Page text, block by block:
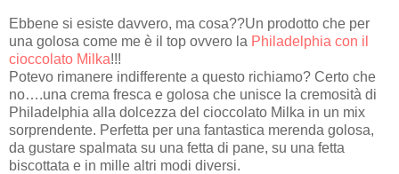
Ebbene si esiste davvero, ma cosa??Un prodotto che per
una golosa come me è il top ovvero la Philadelphia con il
cioccolato Milka!!!
Potevo rimanere indifferente a questo richiamo? Certo che
no….una crema fresca e golosa che unisce la cremosità di
Philadelphia alla dolcezza del cioccolato Milka in un mix
sorprendente. Perfetta per una fantastica merenda golosa,
da gustare spalmata su una fetta di pane, su una fetta
biscottata e in mille altri modi diversi.